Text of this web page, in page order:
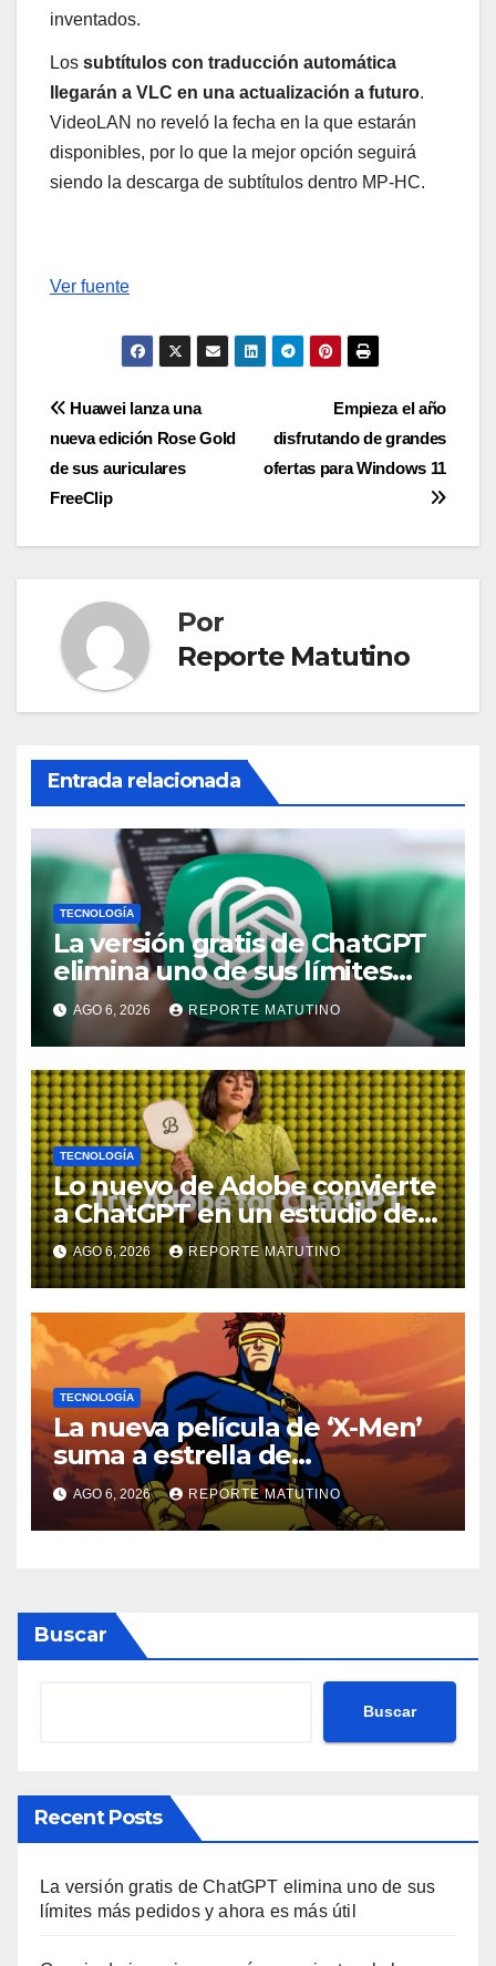
inventados.
Los subtítulos con traducción automática
llegarán a VLC en una actualización a futuro.
VideoLAN no reveló la fecha en la que estarán
disponibles, por lo que la mejor opción seguirá
siendo la descarga de subtítulos dentro MP-HC.
Ver fuente
Navegación
de
entradas
Empieza el año
disfrutando de grandes
ofertas para Windows 11
Huawei lanza una
nueva edición Rose Gold
de sus auriculares
FreeClip
Por
Reporte Matutino
Entrada relacionada
TECNOLOGÍA
La versión gratis de ChatGPT
elimina uno de sus límites
más pedidos y ahora es más
útil
AGO 6, 2026 REPORTE MATUTINO
TECNOLOGÍA
Lo nuevo de Adobe convierte
a ChatGPT en un estudio de
diseño con Photoshop,
Premiere y otras aplicaciones
creativas
AGO 6, 2026 REPORTE MATUTINO
TECNOLOGÍA
La nueva película de ‘X-Men’
suma a estrella de
‘Heartstopper’ como Cíclope
AGO 6, 2026 REPORTE MATUTINO
Buscar
Buscar
Recent Posts
La versión gratis de ChatGPT elimina uno de sus
límites más pedidos y ahora es más útil